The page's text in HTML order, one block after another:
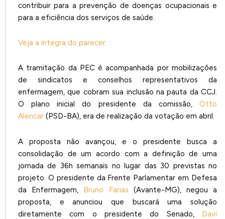
contribuir para a prevenção de doenças ocupacionais e
para a eficiência dos serviços de saúde.
Veja a íntegra do parecer.
A tramitação da PEC é acompanhada por mobilizações
de sindicatos e conselhos representativos da
enfermagem, que cobram sua inclusão na pauta da CCJ.
O plano inicial do presidente da comissão, Otto
Alencar (PSD-BA), era de realização da votação em abril.
A proposta não avançou, e o presidente busca a
consolidação de um acordo com a definição de uma
jornada de 36h semanais no lugar das 30 previstas no
projeto. O presidente da Frente Parlamentar em Defesa
da Enfermagem, Bruno Farias (Avante-MG), negou a
proposta, e anunciou que buscará uma solução
diretamente com o presidente do Senado, Davi